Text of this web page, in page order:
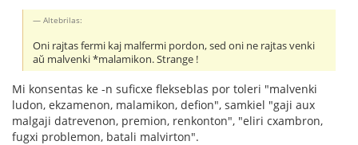
Altebrilas:
Oni rajtas fermi kaj malfermi pordon, sed oni ne rajtas venki
aŭ malvenki *malamikon. Strange !
Mi konsentas ke -n suficxe flekseblas por toleri "malvenki
ludon, ekzamenon, malamikon, defion", samkiel "gaji aux
malgaji datrevenon, premion, renkonton", "eliri cxambron,
fugxi problemon, batali malvirton".